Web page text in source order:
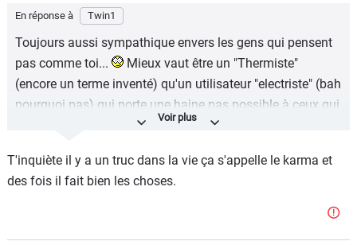
En réponse à Twin1
Toujours aussi sympathique envers les gens qui pensent
pas comme toi...
Mieux vaut être un "Thermiste"
(encore un terme inventé) qu'un utilisateur "electriste" (bah
pourquoi pas) qui porte une haine pas possible à ceux qui
pensent pas comme lui. Après on s'étonne que le monde
"extrémistes" de tout et n'importe quoi, le monde ne peut
pas aller mieux. Rouler en électrique ne fait pas de toi une
T'inquiète il y a un truc dans la vie ça s'appelle le karma et
des fois il fait bien les choses.